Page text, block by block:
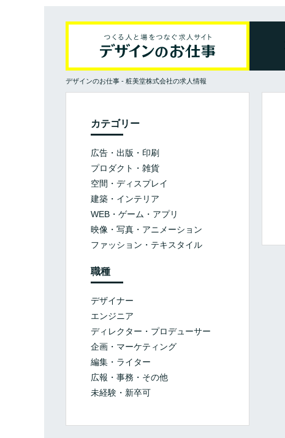
デザインのお仕事 - 粧美堂株式会社の求人情報
カテゴリー
広告・出版・印刷
プロダクト・雑貨
空間・ディスプレイ
建築・インテリア
WEB・ゲーム・アプリ
映像・写真・アニメーション
ファッション・テキスタイル
職種
デザイナー
エンジニア
ディレクター・プロデューサー
企画・マーケティング
編集・ライター
広報・事務・その他
未経験・新卒可